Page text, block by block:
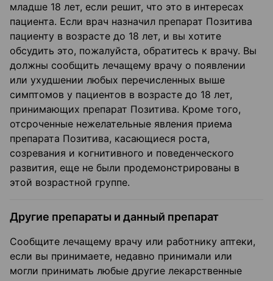
младше 18 лет, если решит, что это в интересах
пациента. Если врач назначил препарат Позитива
пациенту в возрасте до 18 лет, и вы хотите
обсудить это, пожалуйста, обратитесь к врачу. Вы
должны сообщить лечащему врачу о появлении
или ухудшении любых перечисленных выше
симптомов у пациентов в возрасте до 18 лет,
принимающих препарат Позитива. Кроме того,
отсроченные нежелательные явления приема
препарата Позитива, касающиеся роста,
созревания и когнитивного и поведенческого
развития, еще не были продемонстрированы в
этой возрастной группе.
Другие препараты и данный препарат
Сообщите лечащему врачу или работнику аптеки,
если вы принимаете, недавно принимали или
могли принимать любые другие лекарственные